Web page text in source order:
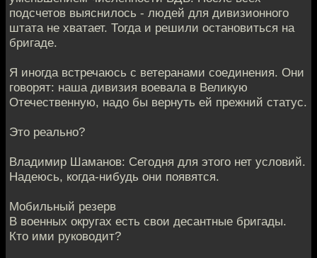
подсчетов выяснилось - людей для дивизионного
штата не хватает. Тогда и решили остановиться на
бригаде.
Я иногда встречаюсь с ветеранами соединения. Они
говорят: наша дивизия воевала в Великую
Отечественную, надо бы вернуть ей прежний статус.
Это реально?
Владимир Шаманов: Сегодня для этого нет условий.
Надеюсь, когда-нибудь они появятся.
Мобильный резерв
В военных округах есть свои десантные бригады.
Кто ими руководит?